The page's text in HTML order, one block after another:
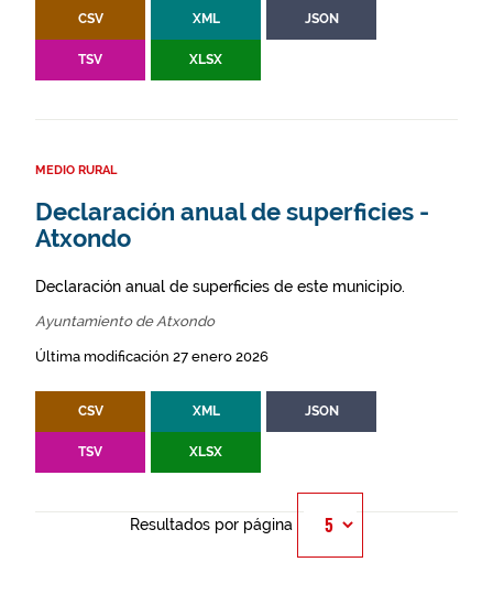
CSV XML JSON
TSV XLSX
MEDIO RURAL
Declaración anual de superficies -
Atxondo
Declaración anual de superficies de este municipio.
Ayuntamiento de Atxondo
Última modificación 27 enero 2026
CSV XML JSON
TSV XLSX
Resultados por página